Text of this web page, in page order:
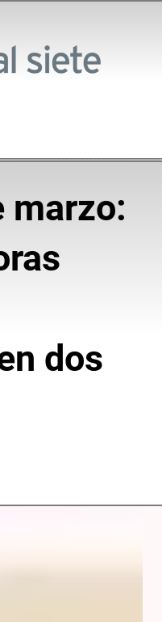
marzo:
dos